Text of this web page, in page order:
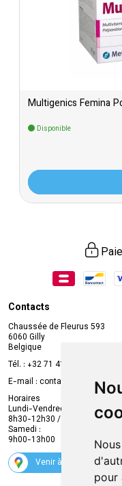
pour
Multigenics Femina
Disponible
Contacts
Chaussée de Fleurus 593
6060 Gilly
Belgique
Tél. : +32 71 41 32 10
E-mail : contact
Horaires
Lundi-Vendredi :
8h30-12h30 / 13h30-18h30
Samedi :
9h00-13h00
Venir à la pharmacie